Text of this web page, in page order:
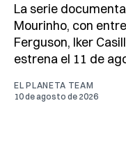
La serie
Mourinho, con
Ferguson, Iker
estrena el 11 de
EL PLANETA TEAM
10 de agosto de 2026